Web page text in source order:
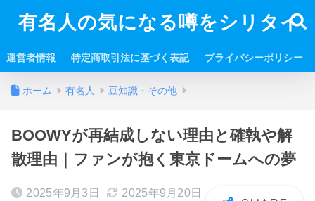
有名人の気になる噂をシリタイ
運営者情報 特定商取引法に基づく表記 プライバシーポリシー
ホーム 有名人 豆知識・その他
BOOWYが再結成しない理由と確執や解
散理由｜ファンが抱く東京ドームへの夢
2025年9月3日 2025年9月20日